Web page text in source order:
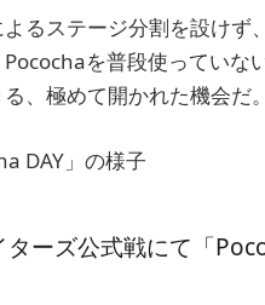
るステージ分割を設けず
を普段使っていな
、極めて開かれた機会だ。
DAY」の様子
ーズ公式戦にて「